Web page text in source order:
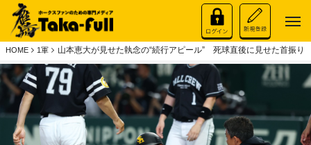
HOME 1軍 山本恵大が見せた執念の“続行アピール” 死球直後に見せた首振